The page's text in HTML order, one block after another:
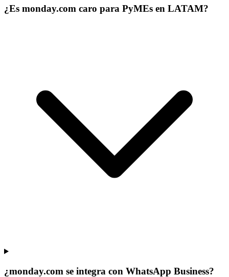
¿Es monday.com caro para PyMEs en LATAM?
¿monday.com se integra con WhatsApp Business?